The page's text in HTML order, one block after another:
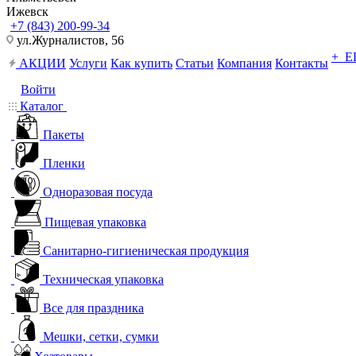
Ижевск
+7 (843) 200-99-34
ул.Журналистов, 56
АКЦИИ Услуги Как купить Статьи Компания Контакты +
Войти
Каталог
Пакеты
Пленки
Одноразовая посуда
Пищевая упаковка
Санитарно-гигиеническая продукция
Техническая упаковка
Все для праздника
Мешки, сетки, сумки